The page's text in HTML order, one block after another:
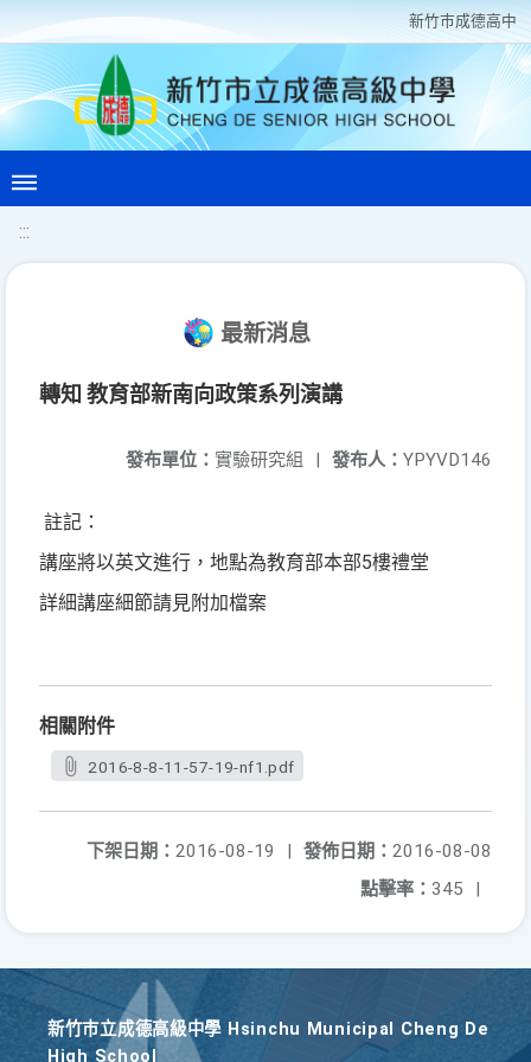
新竹巿成德高中
:::
最新消息
轉知 教育部新南向政策系列演講
發布人： YPYVD146
發布單位： 實驗研究組 |
註記：
講座將以英文進行，地點為教育部本部5樓禮堂
詳細講座細節請見附加檔案
相關附件
2016-8-8-11-57-19-nf1.pdf
發佈日期： 2016-08-08
下架日期： 2016-08-19
|
點擊率： 345 |
新竹巿立成德高級中學 Hsinchu Municipal Cheng De
High School